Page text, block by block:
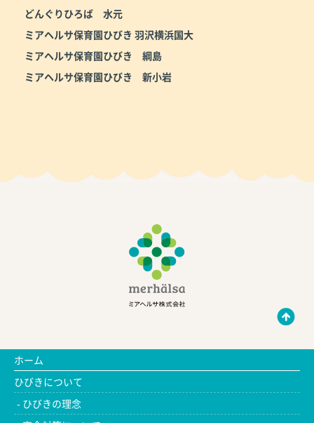
どんぐりひろば 水元
ミアヘルサ保育園ひびき 羽沢横浜国大
ミアヘルサ保育園ひびき 綱島
ミアヘルサ保育園ひびき 新小岩
ホーム
ひびきについて
ひびきの理念